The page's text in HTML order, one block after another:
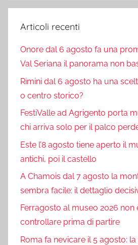
Articoli recenti
Onore dal 6 agosto fa una
Val Seriana il panorama non
Rimini dal 6 agosto ha una
o centro storico?
FestiValle ad Agrigento porta
chi arriva solo per il palco
Este l’8 agosto tiene aperto il
antichi, poi il castello
A Chamois dal 7 agosto la
sembra facile: il dettaglio
Ferragosto al museo 2026 non
controllare prima di partire
Roma fa nevicare il 5 agosto: